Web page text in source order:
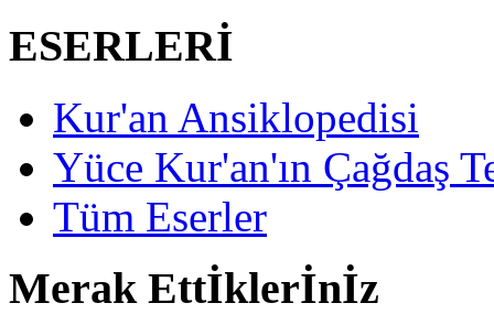
ESERLERİ
Kur'an Ansiklopedisi
Yüce Kur'an'ın Çağdaş
Tüm Eserler
Merak Ettİklerİnİz